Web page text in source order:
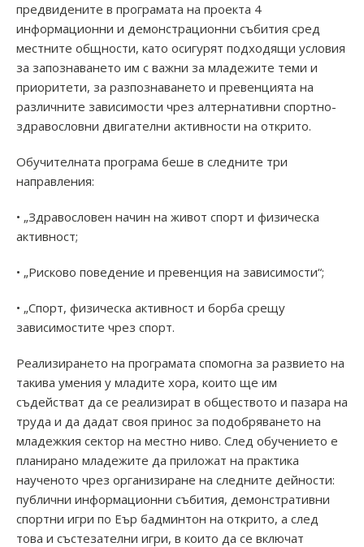
предвидените в програмата на проекта 4
информационни и демонстрационни събития сред
местните общности, като осигурят подходящи условия
за запознаването им с важни за младежите теми и
приоритети, за разпознаването и превенцията на
различните зависимости чрез алтернативни спортно-
здравословни двигателни активности на открито.
Обучителната програма беше в следните три
направления:
• „Здравословен начин на живот спорт и физическа
активност;
• „Рисково поведение и превенция на зависимости“;
• „Спорт, физическа активност и борба срещу
зависимостите чрез спорт.
Реализирането на програмата спомогна за развието на
такива умения у младите хора, които ще им
съдействат да се реализират в обществото и пазара на
труда и да дадат своя принос за подобряването на
младежкия сектор на местно ниво. След обучението е
планирано младежите да приложат на практика
наученото чрез организиране на следните дейности:
публични информационни събития, демонстративни
спортни игри по Еър бадминтон на открито, а след
това и състезателни игри, в които да се включат